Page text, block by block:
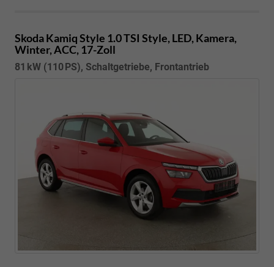
Skoda KamiqStyle 1.0 TSI Style, LED, Kamera,
Winter, ACC, 17-Zoll
81 kW (110 PS), Schaltgetriebe, Frontantrieb